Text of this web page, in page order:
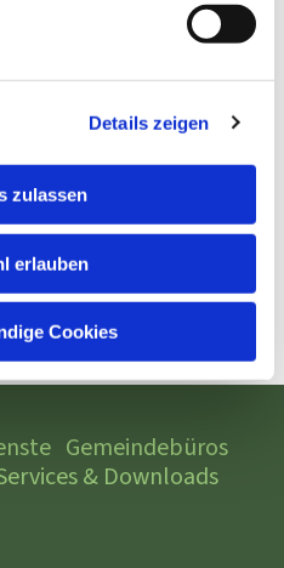
Details zeigen
zulassen
erlauben
Cookies
Gemeindebüros
& Downloads